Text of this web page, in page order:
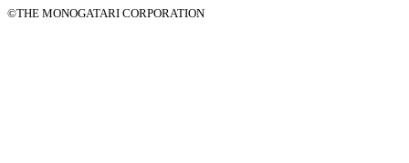
©THE MONOGATARI CORPORATION